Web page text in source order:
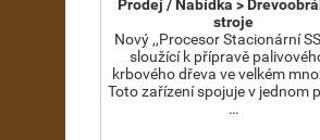
Prodej / Nabídka >
stroje
Nový ,,Procesor Stacionární
sloužící k přípravě
krbového dřeva ve velkém
Toto zařízení spojuje v jednom
…